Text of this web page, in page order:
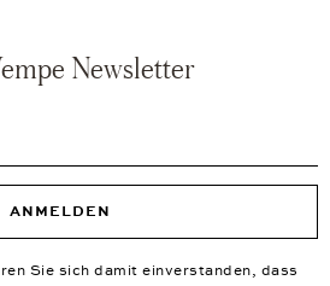
Newsletter
ANMELDEN
Sie sich damit einverstanden, dass